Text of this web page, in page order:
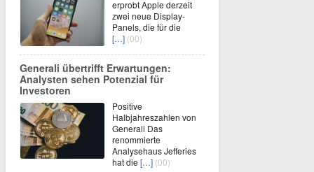
erprobt Apple derzeit
zwei neue Display-
Panels, die für die
[…] (00)
Generali übertrifft Erwartungen:
Analysten sehen Potenzial für
Investoren
Positive
Halbjahreszahlen von
Generali Das
renommierte
Analysehaus Jefferies
hat die […] (00)